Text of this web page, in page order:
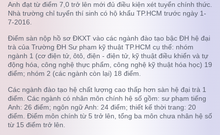
Anh đạt từ điểm 7,0 trở lên mới đủ điều kiện xét tuyển chính thức.
Nhà trường chỉ tuyển thí sinh có hộ khẩu TP.HCM trước ngày 1-
7-2016.
Điểm sàn nộp hồ sơ ĐKXT vào các ngành đào tạo bậc ĐH hệ đại
trà của Trường ĐH Sư phạm kỹ thuật TP.HCM cụ thể: nhóm
ngành 1 (cơ điện tử, ôtô, điện - điện tử, kỹ thuật điều khiển và tự
động hóa, công nghệ thực phẩm, công nghệ kỹ thuật hóa học) 19
điểm; nhóm 2 (các ngành còn lại) 18 điểm.
Các ngành đào tạo hệ chất lượng cao thấp hơn sàn hệ đại trà 1
điểm. Các ngành có nhân môn chính hệ số gồm: sư phạm tiếng
Anh: 26 điểm; ngôn ngữ Anh: 24 điểm; thiết kế thời trang: 20
điểm. Điểm môn chính từ 5 trở lên, tổng ba môn chưa nhân hệ số
từ 15 điểm trở lên.